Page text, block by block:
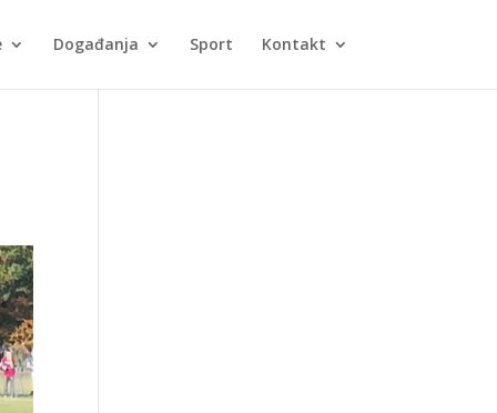
Događanja Sport Kontakt